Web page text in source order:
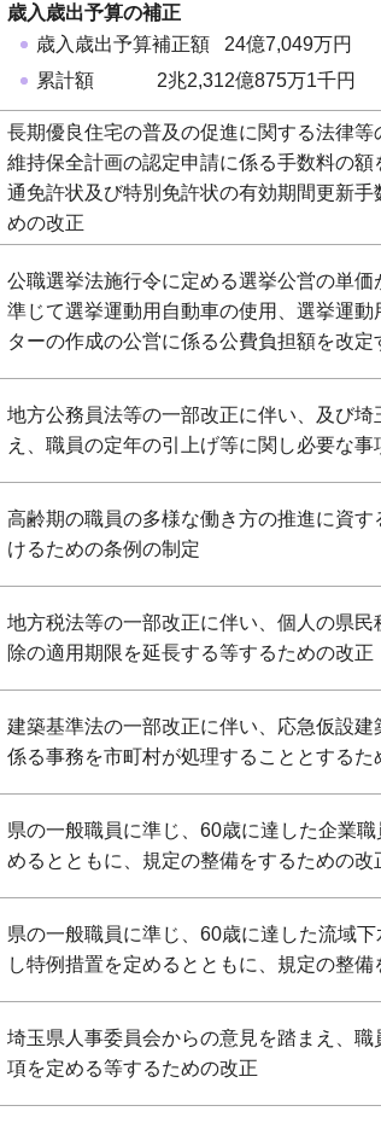
歳入歳出予算の補正
歳入歳出予算補正額 24億7,049万円
累計額 2兆2,312億875万1千円
長期優良住宅の普及の促進に関する法律
維持保全計画の認定申請に係る手数料の
通免許状及び特別免許状の有効期間更新
めの改正
公職選挙法施行令に定める選挙公営の単
準じて選挙運動用自動車の使用、選挙運
ターの作成の公営に係る公費負担額を改定
地方公務員法等の一部改正に伴い、及び埼
え、職員の定年の引上げ等に関し必要な
高齢期の職員の多様な働き方の推進に資
けるための条例の制定
地方税法等の一部改正に伴い、個人の県
除の適用期限を延長する等するための改正
建築基準法の一部改正に伴い、応急仮設
係る事務を市町村が処理することとするた
県の一般職員に準じ、60歳に達した企業
めるとともに、規定の整備をするための改
県の一般職員に準じ、60歳に達した流域
し特例措置を定めるとともに、規定の整備
埼玉県人事委員会からの意見を踏まえ、
項を定める等するための改正